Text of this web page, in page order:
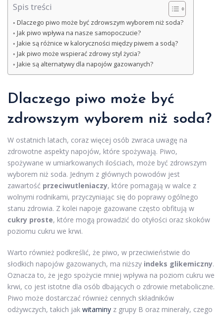
Spis treści
Dlaczego piwo może być zdrowszym wyborem niż soda?
Jak piwo wpływa na nasze samopoczucie?
Jakie są różnice w kaloryczności między piwem a sodą?
Jak piwo może wspierać zdrowy styl życia?
Jakie są alternatywy dla napojów gazowanych?
Dlaczego piwo może być
zdrowszym wyborem niż soda?
W ostatnich latach, coraz więcej osób zwraca uwagę na
zdrowotne aspekty napojów, które spożywają. Piwo,
spożywane w umiarkowanych ilościach, może być zdrowszym
wyborem niż soda. Jednym z głównych powodów jest
zawartość przeciwutleniaczy, które pomagają w walce z
wolnymi rodnikami, przyczyniając się do poprawy ogólnego
stanu zdrowia. Z kolei napoje gazowane często obfitują w
cukry proste, które mogą prowadzić do otyłości oraz skoków
poziomu cukru we krwi.
Warto również podkreślić, że piwo, w przeciwieństwie do
słodkich napojów gazowanych, ma niższy indeks glikemiczny.
Oznacza to, że jego spożycie mniej wpływa na poziom cukru we
krwi, co jest istotne dla osób dbających o zdrowie metaboliczne.
Piwo może dostarczać również cennych składników
odżywczych, takich jak witaminy z grupy B oraz minerały, czego